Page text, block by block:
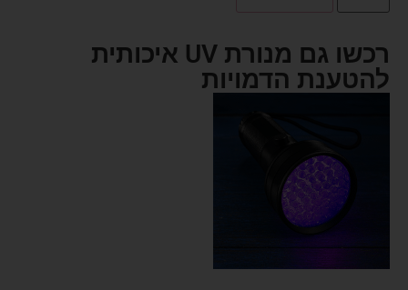
רכשו גם מנורת UV איכותית
להטענת הדמויות